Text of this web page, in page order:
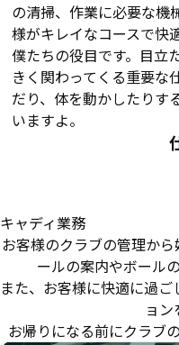
の清掃、作業に必要な機
様がキレイなコースで快
僕たちの役目です。目立
きく関わってくる重要な
だり、体を動かしたりす
いますよ。
キャディ業務
お客様のクラブの管理か
ールの案内やボール
また、お客様に快適に過
ョン
お帰りになる前にクラブ